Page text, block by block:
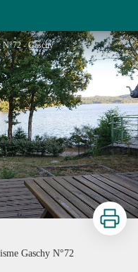
N°72 - Gaschy
Imprimer
Gaschy N°72